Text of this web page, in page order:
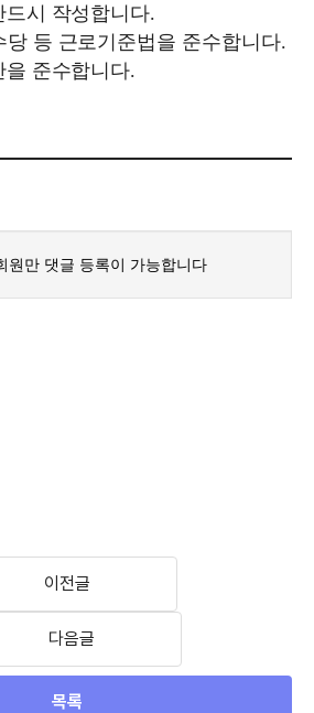
드시 작성합니다.
당 등 근로기준법을 준수합니다.
을 준수합니다.
이전글
다음글
목록